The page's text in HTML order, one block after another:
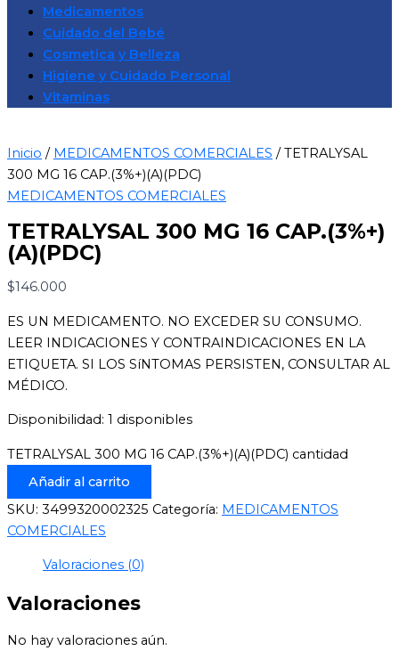
Medicamentos
Cuidado del Bebé
Cosmetica y Belleza
Higiene y Cuidado Personal
Vitaminas
Inicio / MEDICAMENTOS COMERCIALES / TETRALYSAL
300 MG 16 CAP.(3%+)(A)(PDC)
MEDICAMENTOS COMERCIALES
TETRALYSAL 300 MG 16 CAP.(3%+)
(A)(PDC)
$146.000
ES UN MEDICAMENTO. NO EXCEDER SU CONSUMO.
LEER INDICACIONES Y CONTRAINDICACIONES EN LA
ETIQUETA. SI LOS SíNTOMAS PERSISTEN, CONSULTAR AL
MÉDICO.
Disponibilidad: 1 disponibles
TETRALYSAL 300 MG 16 CAP.(3%+)(A)(PDC) cantidad
Añadir al carrito
SKU: 3499320002325 Categoría: MEDICAMENTOS
COMERCIALES
Valoraciones (0)
Valoraciones
No hay valoraciones aún.